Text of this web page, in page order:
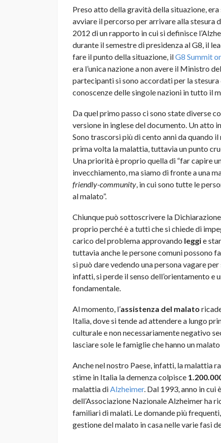
Preso atto della gravità della situazione,
avviare il percorso per arrivare alla stesura
2012 di un rapporto in cui si definisce
durante il semestre di presidenza al G8, il
fare il punto della situazione, ilG8 Summit
era l’unica nazione a non avere il Ministro
partecipanti si sono accordati per la
conoscenze delle singole nazioni in tutto il
Da quel primo passo ci sono state diverse
versione in inglese del documento. Un atto
Sono trascorsi più di cento anni da quando
prima volta la malattia, tuttavia un punto
Una priorità è proprio quella di “far capire
invecchiamento, ma siamo di fronte a una
friendly-community, in cui sono tutte le
al malato”.
Chiunque può sottoscrivere la
proprio perché è a tutti che si chiede di
carico del problema approvando leggie
tuttavia anche le persone comuni possono
si può dare vedendo una persona vagare
infatti, si perde il senso dell’orientamento e
fondamentale.
Al momento, l’assistenza del malato
Italia, dove si tende ad attendere a lungo
culturale e non necessariamente negativo
lasciare sole le famiglie che hanno un malato
Anche nel nostro Paese, infatti, la malattia
stime in Italia la demenza colpisce
malattia diAlzheimer. Dal 1993, anno in
dell’Associazione Nazionale Alzheimer ha
familiari di malati. Le domande più
gestione del malato in casa nelle varie fasi